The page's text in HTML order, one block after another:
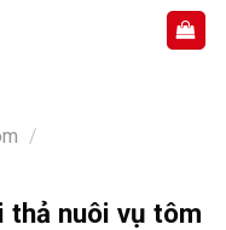
/
thả nuôi vụ tôm